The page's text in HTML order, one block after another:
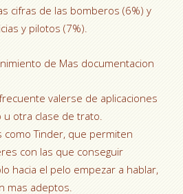
cifras de las bomberos (6%) y
y pilotos (7%).
de Mas documentacion
valerse de aplicaciones
otra clase de trato.
como Tinder, que permiten
con las que conseguir
hacia el pelo empezar a hablar,
mas adeptos.